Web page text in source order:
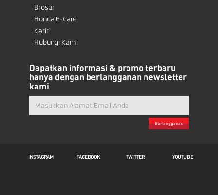
Brosur
Honda E-Care
Karir
Hubungi Kami
Dapatkan informasi & promo terbaru
hanya dengan berlangganan newsletter
kami
Berlangganan
INSTAGRAM FACEBOOK TWITTER YOUTUBE